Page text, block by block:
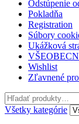
Odstúpenie
Pokladňa
Registration
Súbory
Ukážková
Wishlist
Zľavnené
Hľadať:
Všetky kategórie